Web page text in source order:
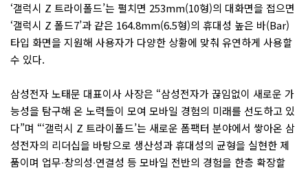
‘갤럭시 Z 트라이폴드’는 펼치면 253mm(10형)의 대화면을 접으면
‘갤럭시 Z 폴드7’과 같은 164.8mm(6.5형)의 휴대성 높은 바(Bar)
타입 화면을 지원해 사용자가 다양한 상황에 맞춰 유연하게 사용할
수 있다.
삼성전자 노태문 대표이사 사장은 “삼성전자가 끊임없이 새로운 가
능성을 탐구해 온 노력들이 모여 모바일 경험의 미래를 선도하고 있
다”며 “‘갤럭시 Z 트라이폴드’는 새로운 폼팩터 분야에서 쌓아온 삼
성전자의 리더십을 바탕으로 생산성과 휴대성의 균형을 실현한 제
품이며 업무∙창의성∙연결성 등 모바일 전반의 경험을 한층 확장할